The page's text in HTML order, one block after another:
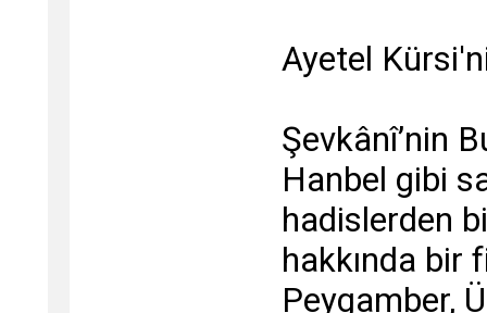
Ayetel
Şevkânî’nin
Hanbel gibi
hadislerden
hakkında bir
Peygamber,